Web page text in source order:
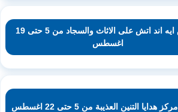
عروض ايه اند اتش على الاثاث والسجاد من 5 حتى 19
اغسطس
التنين العذيبة من 5 حتى 22 اغسطس